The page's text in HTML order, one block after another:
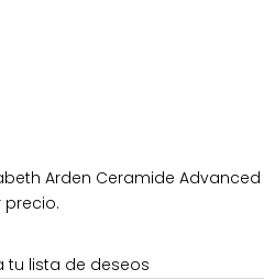
Arden Ceramide
precio.
tu lista de deseos